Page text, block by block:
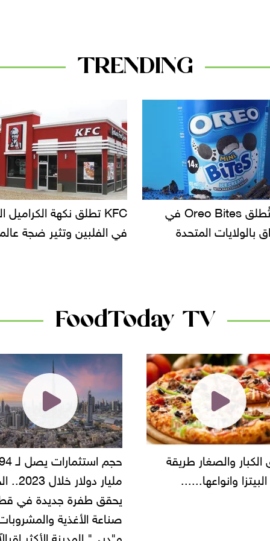
TRENDING
KFC تطلق نكهة الكراميل المملح
وتثير ضجة عالمية
دعوات للتحقيق في أسباب
سحب بعض ألبان
FoodToday TV
حجم استثمارات يصل لـ 94
مليار دولار خلال 2023.. الخليج
"أمن القاهرة" يضبط
شركة مطاعم استولى على
أموال المواطنين بزعم